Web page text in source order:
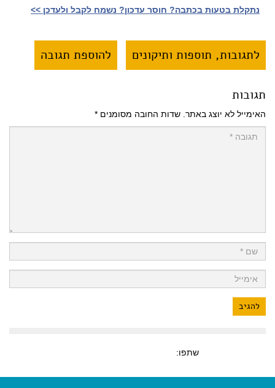
נתקלת בטעות בכתבה? חוסר עדכון? נשמח לקבל ולעדכן >>‎
לתגובות, תוספות ותיקונים להוספת תגובה
תגובות
האימייל לא יוצג באתר. שדות החובה מסומנים *
שתפו: